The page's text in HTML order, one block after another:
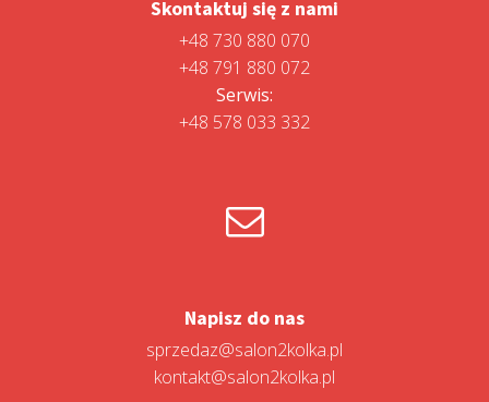
Skontaktuj się z nami
+48 730 880 070
+48 791 880 072
Serwis:
+48 578 033 332
Napisz do nas
sprzedaz@salon2kolka.pl
kontakt@salon2kolka.pl